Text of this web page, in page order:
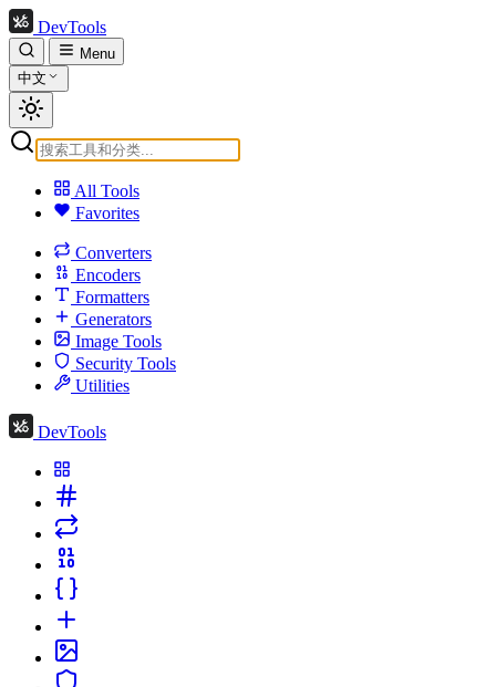
DevTools
Menu
中文
All Tools
Favorites
Converters
Encoders
Formatters
Generators
Image Tools
Security Tools
Utilities
DevTools